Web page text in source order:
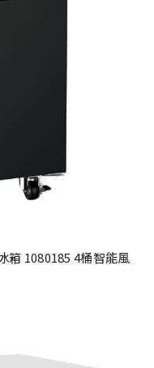
箱 1080185 4桶智能風